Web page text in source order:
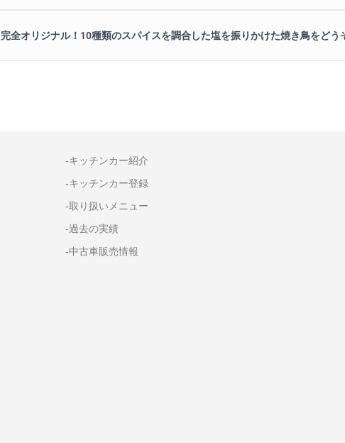
完全オリジナル！10種類のスパイスを調合した塩を振りかけた焼き鳥をどう
-キッチンカー紹介
-キッチンカー登録
-取り扱いメニュー
-過去の実績
-中古車販売情報